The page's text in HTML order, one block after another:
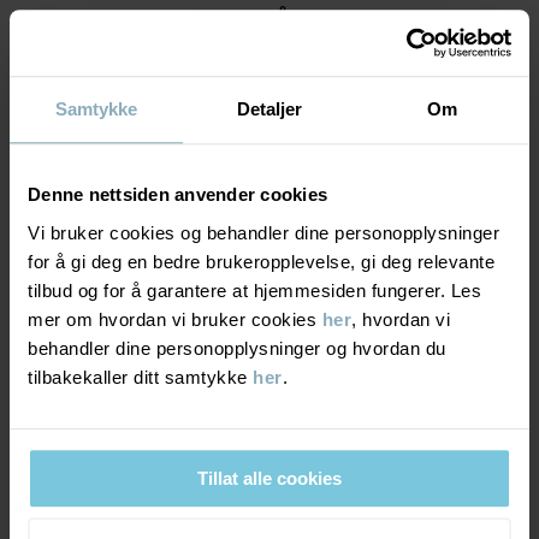
Samtykke Detaljer Om
Denne nettsiden anvender cookies
Vi bruker cookies og behandler dine personopplysninger
for å gi deg en bedre brukeropplevelse, gi deg relevante
tilbud og for å garantere at hjemmesiden fungerer. Les
mer om hvordan vi bruker cookies her, hvordan vi
behandler dine personopplysninger og hvordan du
tilbakekaller ditt samtykke her.
Tillat alle cookies
MATERIALE & PLEIERÅD
Materiale
5% Elastane
Pleieråd
VASK
60 °C maskinvask varm
Må ikke tørketromles
Strykes på middels varme
BÆREKRAFT
Levering & retur
Levering
Vi tilbyr fri frakt over 699 kr, og leveringstiden er 1–4 dager. I
DU KAN OGSÅ VÆRE INTERESSERT I DETTE